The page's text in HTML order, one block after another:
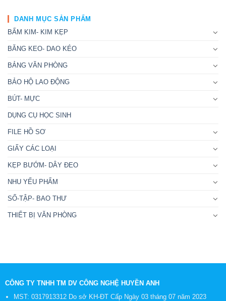
DANH MỤC SẢN PHẨM
BẤM KIM- KIM KẸP
BĂNG KEO- DAO KÉO
BẢNG VĂN PHÒNG
BẢO HỘ LAO ĐỘNG
BÚT- MỰC
DỤNG CỤ HỌC SINH
FILE HỒ SƠ
GIẤY CÁC LOẠI
KẸP BƯỚM- DÂY ĐEO
NHU YẾU PHẨM
SỐ-TẬP- BAO THƯ
THIẾT BỊ VĂN PHÒNG
CÔNG TY TNHH TM DV CÔNG NGHỆ HUYỀN ANH
MST: 0317913312 Do sở KH-ĐT Cấp Ngày 03 tháng 07 năm 2023